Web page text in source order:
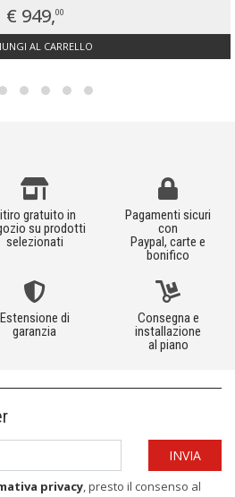
€ 949,00
AL CARRELLO
gratuito in
su prodotti
selezionati
Pagamenti sicuri
con
Paypal, carte e
bonifico
Estensione di
garanzia
Consegna e
installazione
al piano
privacy, presto il consenso al